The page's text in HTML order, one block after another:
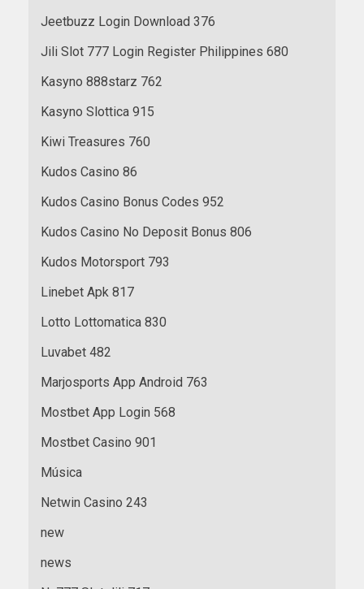
Jeetbuzz Login Download 376
Jili Slot 777 Login Register Philippines 680
Kasyno 888starz 762
Kasyno Slottica 915
Kiwi Treasures 760
Kudos Casino 86
Kudos Casino Bonus Codes 952
Kudos Casino No Deposit Bonus 806
Kudos Motorsport 793
Linebet Apk 817
Lotto Lottomatica 830
Luvabet 482
Marjosports App Android 763
Mostbet App Login 568
Mostbet Casino 901
Música
Netwin Casino 243
new
news